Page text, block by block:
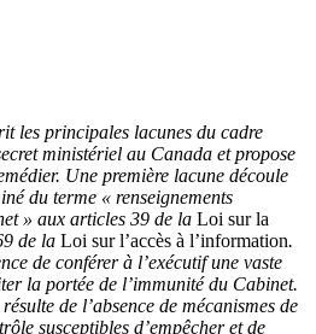
les principales lacunes du cadre
ministériel au Canada et propose
Une première lacune découle
du terme « renseignements
» aux articles 39 de la Loi sur la
de la Loi sur l’accès à l’information.
de conférer à l’exécutif une vaste
la portée de l’immunité du Cabinet.
de l’absence de mécanismes de
susceptibles d’empêcher et de